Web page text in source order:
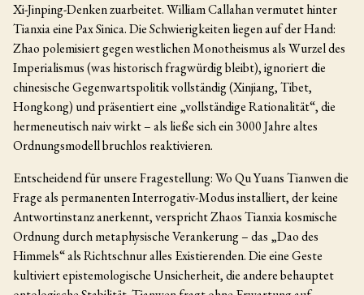
Xi-Jinping-Denken zuarbeitet. William Callahan vermutet hinter
Tianxia eine Pax Sinica. Die Schwierigkeiten liegen auf der Hand:
Zhao polemisiert gegen westlichen Monotheismus als Wurzel des
Imperialismus (was historisch fragwürdig bleibt), ignoriert die
chinesische Gegenwartspolitik vollständig (Xinjiang, Tibet,
Hongkong) und präsentiert eine „vollständige Rationalität“, die
hermeneutisch naiv wirkt – als ließe sich ein 3000 Jahre altes
Ordnungsmodell bruchlos reaktivieren.
Entscheidend für unsere Fragestellung: Wo Qu Yuans Tianwen die
Frage als permanenten Interrogativ-Modus installiert, der keine
Antwortinstanz anerkennt, verspricht Zhaos Tianxia kosmische
Ordnung durch metaphysische Verankerung – das „Dao des
Himmels“ als Richtschnur alles Existierenden. Die eine Geste
kultiviert epistemologische Unsicherheit, die andere behauptet